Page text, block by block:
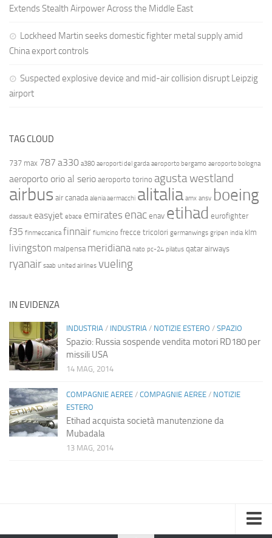
Extends Stealth Airpower Across the Middle East
Lockheed Martin seeks domestic fighter metal supply amid
China export controls
Suspected explosive device and mid-air collision disrupt Leipzig
airport
TAG CLOUD
737 max 787 a330 a380 aeroporti del garda aeroporto bergamo aeroporto bologna
aeroporto orio al serio aeroporto torino agusta westland
airbus air canada alenia aermacchi alitalia amx ansv boeing
dassault easyjet ebace emirates enac enav etihad eurofighter
f35 finmeccanica finnair fiumicino frecce tricolori germanwings gripen india klm
livingston malpensa meridiana nato pc-24 pilatus qatar airways
ryanair saab united airlines vueling
IN EVIDENZA
INDUSTRIA / INDUSTRIA / NOTIZIE ESTERO / SPAZIO
Spazio: Russia sospende vendita motori RD180 per
missili USA
14 MAG, 2014
COMPAGNIE AEREE / COMPAGNIE AEREE / NOTIZIE
ESTERO
Etihad acquista società manutenzione da
Mubadala
13 MAG, 2014